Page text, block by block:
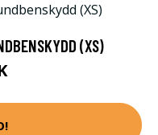
(XS)